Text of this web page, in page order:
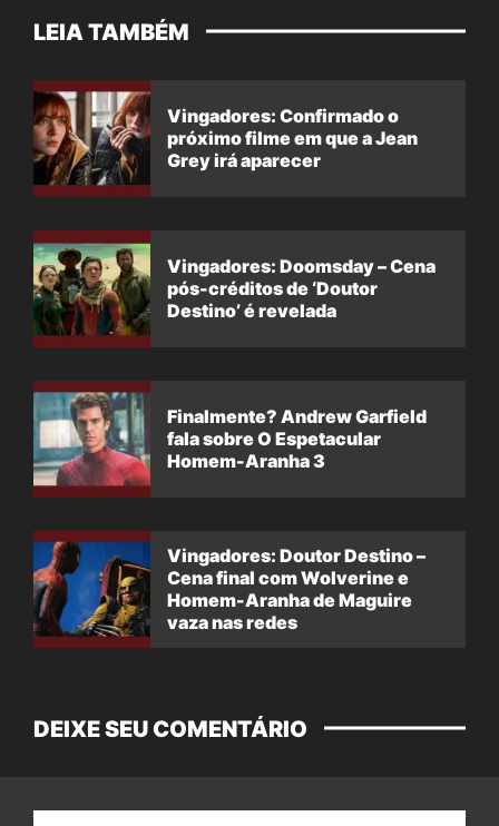
LEIA TAMBÉM
Vingadores: Confirmado o
próximo filme em que a Jean
Grey irá aparecer
Vingadores: Doomsday – Cena
pós-créditos de ‘Doutor
Destino’ é revelada
Finalmente? Andrew Garfield
fala sobre O Espetacular
Homem-Aranha 3
Vingadores: Doutor Destino –
Cena final com Wolverine e
Homem-Aranha de Maguire
vaza nas redes
DEIXE SEU COMENTÁRIO